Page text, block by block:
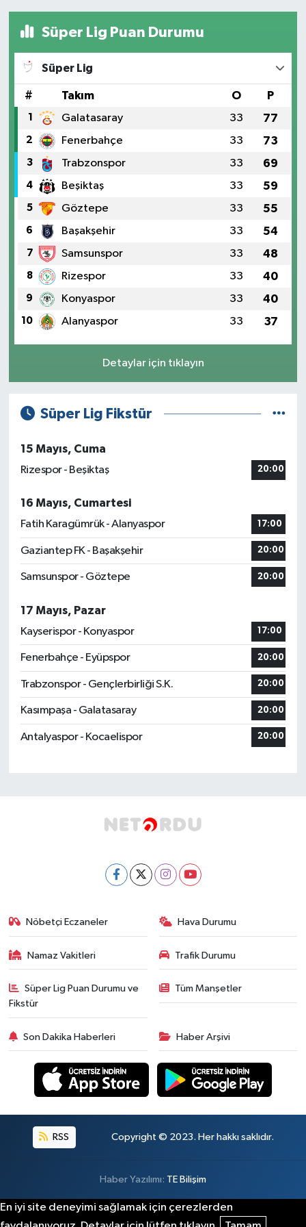
Süper Lig Puan Durumu
Süper Lig
# Takım O P
1 Galatasaray 33 77
2 Fenerbahçe 33 73
3 Trabzonspor 33 69
4 Beşiktaş 33 59
5 Göztepe 33 55
6 Başakşehir 33 54
7 Samsunspor 33 48
8 Rizespor 33 40
9 Konyaspor 33 40
10 Alanyaspor 33 37
Detaylar için tıklayın
Süper Lig Fikstür
15 Mayıs, Cuma
Rizespor - Beşiktaş
20:00
16 Mayıs, Cumartesi
Fatih Karagümrük - Alanyaspor
17:00
Gaziantep FK - Başakşehir 20:00
Samsunspor - Göztepe 20:00
17 Mayıs, Pazar
Kayserispor - Konyaspor
17:00
Fenerbahçe - Eyüpspor 20:00
Trabzonspor - Gençlerbirliği S.K. 20:00
Kasımpaşa - Galatasaray 20:00
Antalyaspor - Kocaelispor 20:00
Nöbetçi Eczaneler Hava Durumu
Namaz Vakitleri Trafik Durumu
Süper Lig Puan Durumu ve
Fikstür
Tüm Manşetler
Son Dakika Haberleri Haber Arşivi
RSS Copyright © 2023. Her hakkı saklıdır.
Haber Yazılımı: TE Bilişim
En iyi site deneyimi sağlamak için çerezlerden